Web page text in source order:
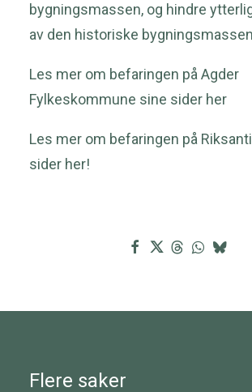
bygningsmassen, og hindre
av den historiske
Les mer om befaringen på Agder
Fylkeskommune sine sider her
Les mer om befaringen på
sider her!
Flere saker